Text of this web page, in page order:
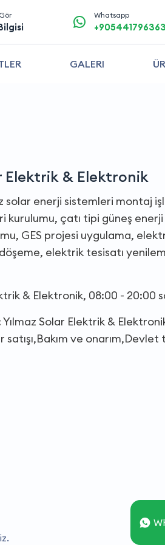
Whatsapp
+905441796363
GALERI
Elektrik & Elektronik
solar enerji sistemleri montaj
kurulumu, çatı tipi güneş
GES projesi uygulama,
elektrik tesisatı
& Elektronik, 08:00 -
Yılmaz Solar Elektrik &
satışı,Bakım ve